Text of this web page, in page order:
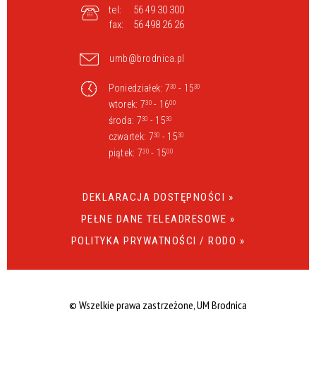
tel:
56 49 30 300
fax:
56 498 26 26
umb@brodnica.pl
Poniedziałek: 730 - 1530
wtorek: 730- 1600
środa: 730 - 1530
czwartek: 730 - 1530
piątek: 730- 1500
DEKLARACJA DOSTĘPNOŚCI »
PEŁNE DANE TELEADRESOWE »
POLITYKA PRYWATNOŚCI / RODO »
© Wszelkie prawa zastrzeżone, UM Brodnica